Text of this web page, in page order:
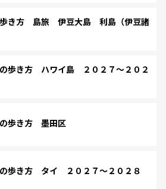
き方 島旅 伊豆大島 利島（伊豆諸
歩き方 ハワイ島 ２０２７～２０２
歩き方 墨田区
歩き方 タイ ２０２７～２０２８